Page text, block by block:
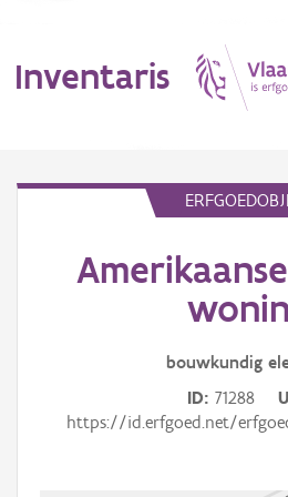
Inventaris
Erfgoedobject
bouwkundig
ID 71288
https://id.erfgoed.net/